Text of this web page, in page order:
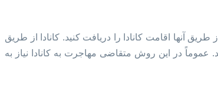
آنها اقامت کانادا را دریافت کنید. کانادا از طریق
عموماً در این روش متقاضی مهاجرت به کانادا نیاز به